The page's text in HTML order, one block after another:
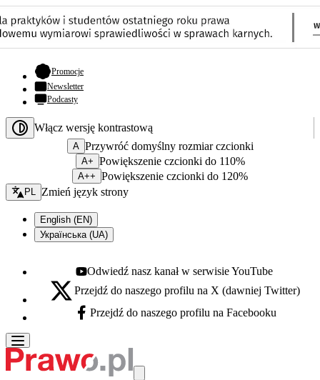
Promocje- otwiera się w nowej karcie
Newsletter
Podcasty
Włącz wersję kontrastową
A Przywróć domyślny rozmiar czcionki
A+ Powiększenie czcionki do 110%
A++ Powiększenie czcionki do 120%
Zmień język - bieżący:
PL Zmień język strony
English (EN)
Українська (UA)
Youtube - otwiera się w nowej karcie
Odwiedź nasz kanał w serwisie YouTube
X - otwiera się w nowej karcie
Przejdź do naszego profilu na X (dawniej Twitter)
Facebook - otwiera się w nowej karcie
Przejdź do naszego profilu na Facebooku